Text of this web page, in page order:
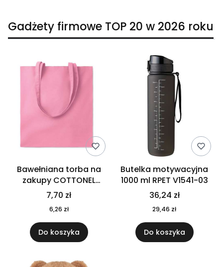
Gadżety firmowe TOP 20 w 2026 roku
Bawełniana torba na
zakupy COTTONEL
COLOUR++ MO9846-11
7,70 zł
6,26 zł
Do koszyka
Butelka motywacyjna
1000 ml RPET V1541-03
36,24 zł
29,46 zł
Do koszyka